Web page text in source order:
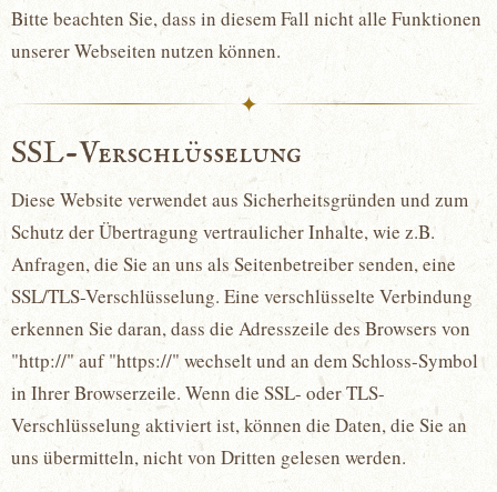
Bitte beachten Sie, dass in diesem Fall nicht alle Funktionen
unserer Webseiten nutzen können.
✦
SSL-Verschlüsselung
Diese Website verwendet aus Sicherheitsgründen und zum
Schutz der Übertragung vertraulicher Inhalte, wie z.B.
Anfragen, die Sie an uns als Seitenbetreiber senden, eine
SSL/TLS-Verschlüsselung. Eine verschlüsselte Verbindung
erkennen Sie daran, dass die Adresszeile des Browsers von
"http://" auf "https://" wechselt und an dem Schloss-Symbol
in Ihrer Browserzeile. Wenn die SSL- oder TLS-
Verschlüsselung aktiviert ist, können die Daten, die Sie an
uns übermitteln, nicht von Dritten gelesen werden.